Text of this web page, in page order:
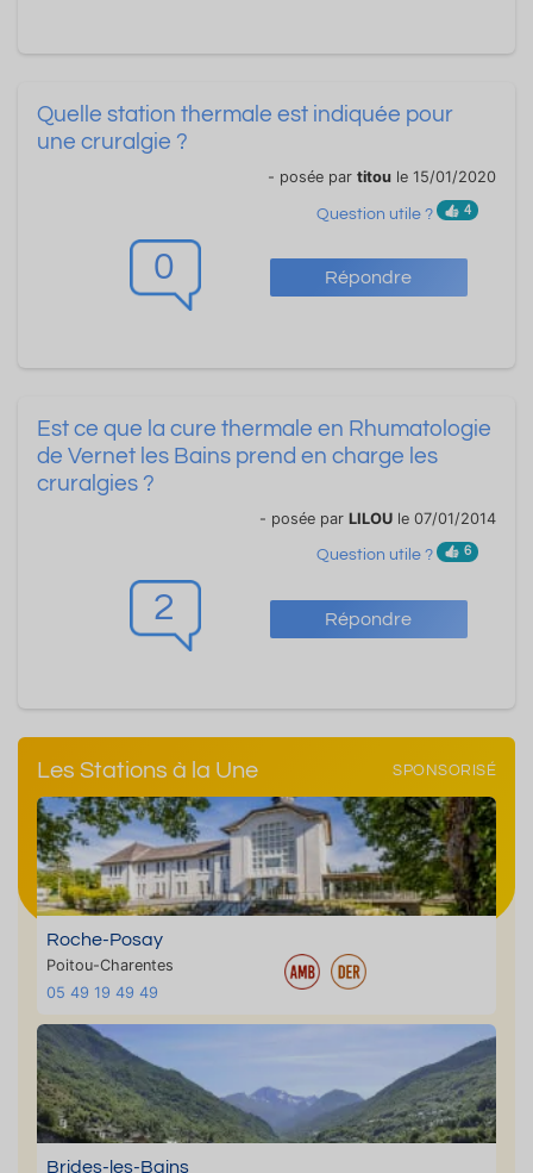
0 Répondre
Quelle station thermale est indiquée pour
une cruralgie ?
- posée par titou le 15/01/2020
Question utile ? 4
2 Répondre
Est ce que la cure thermale en Rhumatologie
de Vernet les Bains prend en charge les
cruralgies ?
- posée par LILOU le 07/01/2014
Question utile ? 6
Les Stations à la Une SPONSORISÉ
Roche-Posay
Poitou-Charentes
05 49 19 49 49
Brides-les-Bains